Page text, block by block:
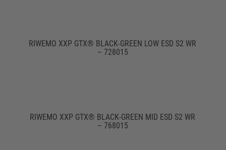
RIWEMO XXP GTX® BLACK-GREEN LOW ESD S2 WR
– 728015
RIWEMO XXP GTX® BLACK-GREEN MID ESD S2 WR
– 768015